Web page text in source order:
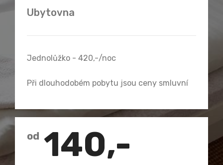
Ubytovna
Jednolůžko - 420,-/noc
Při dlouhodobém pobytu jsou ceny smluvní
od 140,-